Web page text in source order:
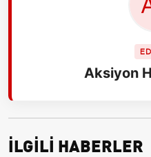
Aksiyon
İLGİLİ HABERLER